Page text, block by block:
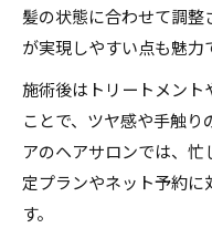
髪の状態に合わせて調整
が実現しやすい点も魅力
施術後はトリートメント
ことで、ツヤ感や手触り
アのヘアサロンでは、
定プランやネット予約に
す。